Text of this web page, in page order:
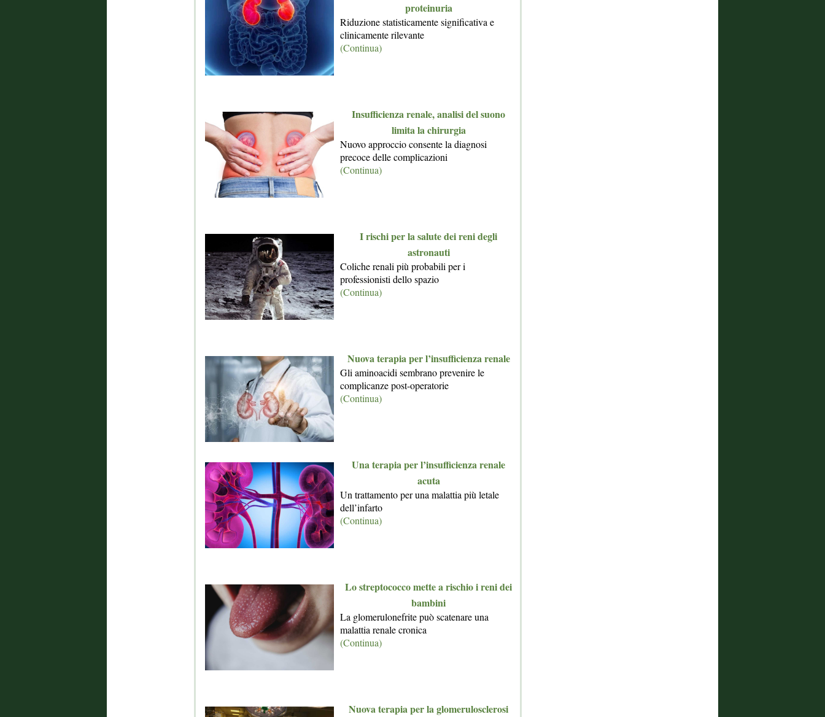
proteinuria
Riduzione statisticamente significativa e
clinicamente rilevante
(Continua)
Insufficienza renale, analisi del suono
limita la chirurgia
Nuovo approccio consente la diagnosi
precoce delle complicazioni
(Continua)
I rischi per la salute dei reni degli
astronauti
Coliche renali più probabili per i
professionisti dello spazio
(Continua)
Nuova terapia per l’insufficienza renale
Gli aminoacidi sembrano prevenire le
complicanze post-operatorie
(Continua)
Una terapia per l’insufficienza renale
acuta
Un trattamento per una malattia più letale
dell’infarto
(Continua)
Lo streptococco mette a rischio i reni dei
bambini
La glomerulonefrite può scatenare una
malattia renale cronica
(Continua)
Nuova terapia per la glomerulosclerosi